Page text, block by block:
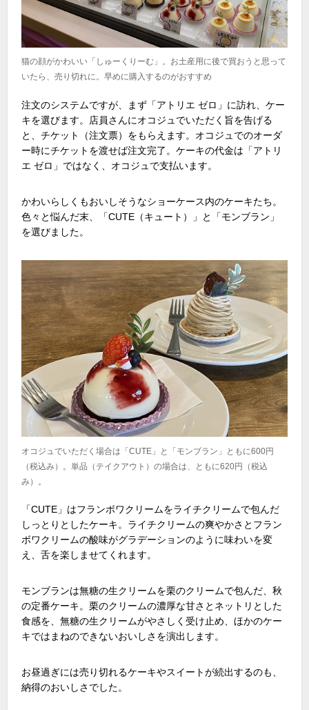
猫の顔がかわいい「しゅーくりーむ」。お土産用に後で買おうと思って
いたら、売り切れに。早めに購入するのがおすすめ
注文のシステムですが、まず「アトリエ ゼロ」に訪れ、ケー
キを選びます。店員さんにオコジュでいただく旨を告げる
と、チケット（注文票）をもらえます。オコジュでのオーダ
ー時にチケットを渡せば注文完了。ケーキの代金は「アトリ
エ ゼロ」ではなく、オコジュで支払います。
かわいらしくもおいしそうなショーケース内のケーキたち。
色々と悩んだ末、「CUTE（キュート）」と「モンブラン」
を選びました。
オコジュでいただく場合は「CUTE」と「モンブラン」ともに600円
（税込み）。単品（テイクアウト）の場合は、ともに620円（税込
み）。
「CUTE」はフランボワクリームをライチクリームで包んだ
しっとりとしたケーキ。ライチクリームの爽やかさとフラン
ボワクリームの酸味がグラデーションのように味わいを変
え、舌を楽しませてくれます。
モンブランは無糖の生クリームを栗のクリームで包んだ、秋
の定番ケーキ。栗のクリームの濃厚な甘さとネットリとした
食感を、無糖の生クリームがやさしく受け止め、ほかのケー
キではまねのできないおいしさを演出します。
お昼過ぎには売り切れるケーキやスイートが続出するのも、
納得のおいしさでした。